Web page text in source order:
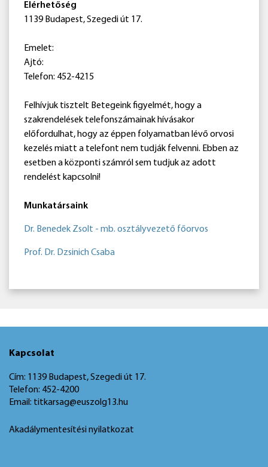
Elérhetőség
1139 Budapest, Szegedi út 17.
Emelet:
Ajtó:
Telefon: 452-4215
Felhívjuk tisztelt Betegeink figyelmét, hogy a
szakrendelések telefonszámainak hívásakor
előfordulhat, hogy az éppen folyamatban lévő orvosi
kezelés miatt a telefont nem tudják felvenni. Ebben az
esetben a központi számról sem tudjuk az adott
rendelést kapcsolni!
Munkatársaink
Dr. Benedek Zsolt - mb. osztályvezető főorvos
Prof. Dr. Dzsinich Csaba
Kapcsolat
Cím: 1139 Budapest, Szegedi út 17.
Telefon: 452-4200
Email: titkarsag@euszolg13.hu
Akadálymentesítési nyilatkozat